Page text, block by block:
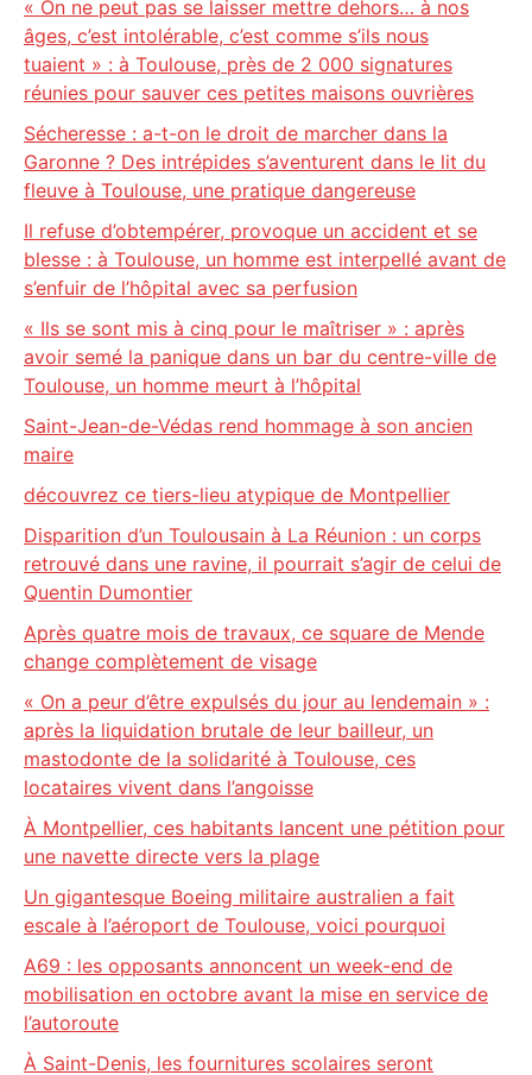
« On ne peut pas se laisser mettre dehors… à nos
âges, c’est intolérable, c’est comme s’ils nous
tuaient » : à Toulouse, près de 2 000 signatures
réunies pour sauver ces petites maisons ouvrières
Sécheresse : a-t-on le droit de marcher dans la
Garonne ? Des intrépides s’aventurent dans le lit du
fleuve à Toulouse, une pratique dangereuse
Il refuse d’obtempérer, provoque un accident et se
blesse : à Toulouse, un homme est interpellé avant de
s’enfuir de l’hôpital avec sa perfusion
« Ils se sont mis à cinq pour le maîtriser » : après
avoir semé la panique dans un bar du centre-ville de
Toulouse, un homme meurt à l’hôpital
Saint-Jean-de-Védas rend hommage à son ancien
maire
découvrez ce tiers-lieu atypique de Montpellier
Disparition d’un Toulousain à La Réunion : un corps
retrouvé dans une ravine, il pourrait s’agir de celui de
Quentin Dumontier
Après quatre mois de travaux, ce square de Mende
change complètement de visage
« On a peur d’être expulsés du jour au lendemain » :
après la liquidation brutale de leur bailleur, un
mastodonte de la solidarité à Toulouse, ces
locataires vivent dans l’angoisse
À Montpellier, ces habitants lancent une pétition pour
une navette directe vers la plage
Un gigantesque Boeing militaire australien a fait
escale à l’aéroport de Toulouse, voici pourquoi
A69 : les opposants annoncent un week-end de
mobilisation en octobre avant la mise en service de
l’autoroute
À Saint-Denis, les fournitures scolaires seront